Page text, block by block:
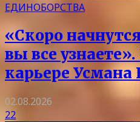
ЕДИНОБОРСТВА
«Скоро
вы все
карьере
02.08.2026
22